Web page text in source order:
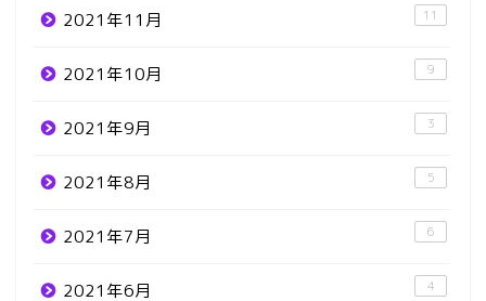
2021年11月 11
2021年10月 9
2021年9月 3
2021年8月 5
2021年7月 6
2021年6月 4